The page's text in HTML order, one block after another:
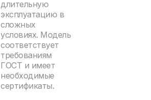
длительную
эксплуатацию в
сложных
условиях. Модель
соответствует
требованиям
ГОСТ и имеет
необходимые
сертификаты.